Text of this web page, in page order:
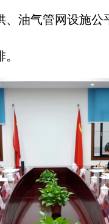
、油气管网设施